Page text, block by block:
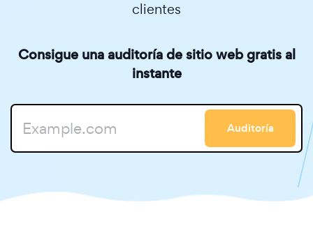
clientes
Consigue una auditoría de sitio web gratis al
instante
Auditoría